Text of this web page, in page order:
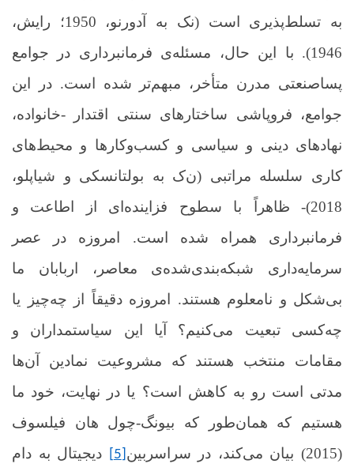
به تسلط‌پذیری است (نک به آدورنو، 1950؛ رایش،
1946). با این حال، مسئله‌ی فرمانبرداری در جوامع
پساصنعتی مدرن متأخر، مبهم‌تر شده است. در این
جوامع، فروپاشی ساختارهای سنتی اقتدار -خانواده،
نهادهای دینی و سیاسی و کسب‌وکارها و محیط‌های
کاری سلسله مراتبی (نک به بولتانسکی و شیاپلو،
2018)- ظاهراً با سطوح فزاینده‌ای از اطاعت و
فرمانبرداری همراه شده است. امروزه در عصر
سرمایه‌داری شبکه‌بندی‌شده‌ی معاصر، اربابان ما
بی‌شکل و نامعلوم هستند. امروزه دقیقاً از چه‌چیز یا
چه‌کسی تبعیت می‌کنیم؟ آیا این سیاستمداران و
مقامات منتخب هستند که مشروعیت نمادین آن‌ها
مدتی است رو به کاهش است؟ یا در نهایت، خود ما
هستیم که همان‌طور که بیونگ-چول هان فیلسوف
(2015) بیان می‌کند، در سراسربین
دیجیتال به دام